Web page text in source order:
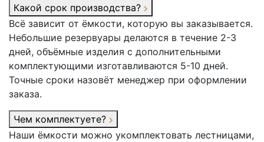
Какой срок производства?
Всё зависит от ёмкости, которую вы заказывается.
Небольшие резервуары делаются в течение 2-3
дней, объёмные изделия с дополнительными
комплектующими изготавливаются 5-10 дней.
Точные сроки назовёт менеджер при оформлении
заказа.
Чем комплектуете?
Наши ёмкости можно укомплектовать лестницами,